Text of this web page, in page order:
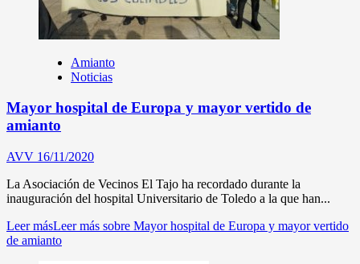
Amianto
Noticias
Mayor hospital de Europa y mayor vertido de
amianto
AVV 16/11/2020
La Asociación de Vecinos El Tajo ha recordado durante la
inauguración del hospital Universitario de Toledo a la que han...
Leer másLeer más sobre Mayor hospital de Europa y mayor vertido
de amianto